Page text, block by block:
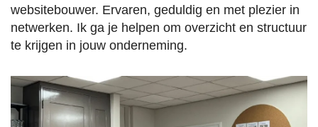
websitebouwer. Ervaren, geduldig en met plezier in
netwerken. Ik ga je helpen om overzicht en structuur
te krijgen in jouw onderneming.